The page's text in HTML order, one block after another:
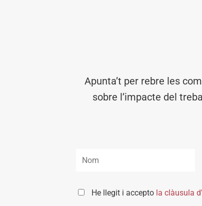
Apunta’t per rebre les
sobre l’impacte del
He llegit i accepto la clàusula